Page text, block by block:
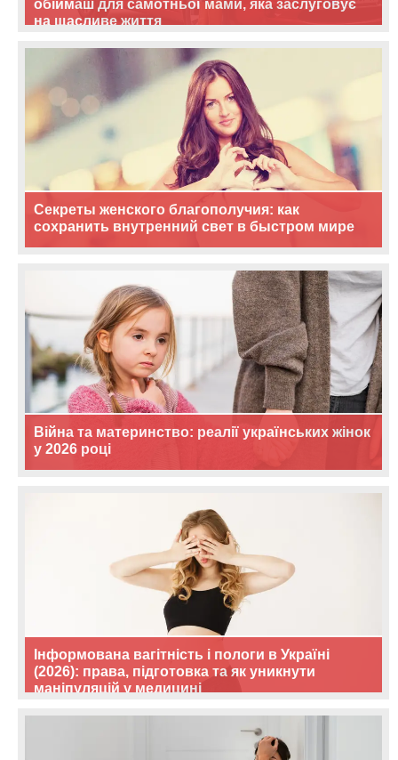
обіймаш для самотньої мами, яка заслуговує
на щасливе життя
Секреты женского благополучия: как
сохранить внутренний свет в быстром мире
Війна та материнство: реалії українських жінок
у 2026 році
Інформована вагітність і пологи в Україні
(2026): права, підготовка та як уникнути
маніпуляцій у медицині